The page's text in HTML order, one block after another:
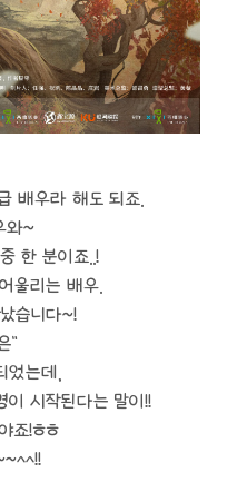
배우라 해도 되죠.
와~
한 분이죠..!
울리는 배우.
습니다~!
”
었는데,
시작된다는 말이!!
죠!ㅎㅎ